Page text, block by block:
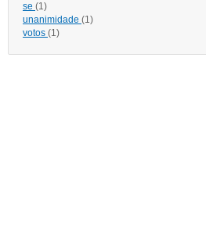
se (1)
unanimidade (1)
votos (1)